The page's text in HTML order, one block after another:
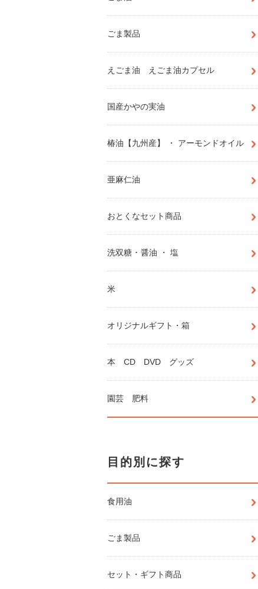
ごま製品
えごま油 えごま油カプセル
国産かやの実油
椿油【九州産】 ・ アーモンドオイル
亜麻仁油
おとくなセット商品
洗双糖 ･ 醤油 ・ 塩
米
オリジナルギフト・箱
本 CD DVD グッズ
園芸 肥料
目的別に探す
食用油
ごま製品
セット・ギフト商品